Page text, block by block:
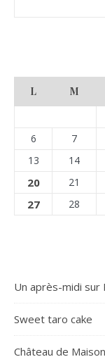
L M
6
7
13
14
20
21
27 28
Un après-midi sur
Sweet taro cake
Château de